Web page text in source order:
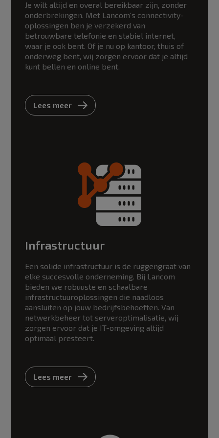
Je wilt altijd en overal bereikbaar zijn, zonder
onderbrekingen. Met Lancom's connectivity-
oplossingen ben je verzekerd van
betrouwbare telefonie en stabiel internet,
waar je ook bent. Of je nu op kantoor, thuis of
onderweg bent, wij zorgen ervoor dat je altijd
kunt bellen en online bent.
Lees meer
Infrastructuur
Een solide infrastructuur is de ruggengraat van
elke succesvolle onderneming. Bij Lancom
bieden we robuuste en schaalbare
infrastructuuroplossingen die naadloos
aansluiten op jouw bedrijfsbehoeften. Van
netwerkbeheer tot serveroptimalisatie, wij
zorgen ervoor dat je IT-omgeving altijd
optimaal presteert.
Lees meer